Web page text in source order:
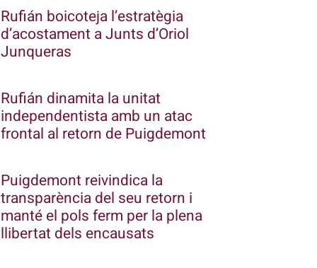
Rufián boicoteja l’estratègia
d’acostament a Junts d’Oriol
Junqueras
Rufián dinamita la unitat
independentista amb un atac
frontal al retorn de Puigdemont
Puigdemont reivindica la
transparència del seu retorn i
manté el pols ferm per la plena
llibertat dels encausats